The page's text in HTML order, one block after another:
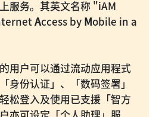
服务。其英文名称 "iAM
Access by Mobile in a
用户可以通过流动应用程式
身份认证」、「数码签署」
松登入及使用已支援「智方